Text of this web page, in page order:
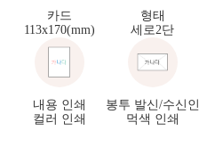
카드
113x170(mm)
형태
세로2단
내용 인쇄
컬러 인쇄
봉투 발신/수신인
먹색 인쇄